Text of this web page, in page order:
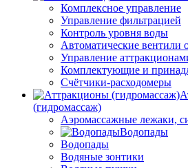
Комплексное управление
Управление фильтрацией
Контроль уровня воды
Автоматические вентили
Управление
Комплектующие и
Счётчики-расходомеры
(гидромассаж)
Аэромассажные лежаки,
Водопады
Водопады
Водяные зонтики